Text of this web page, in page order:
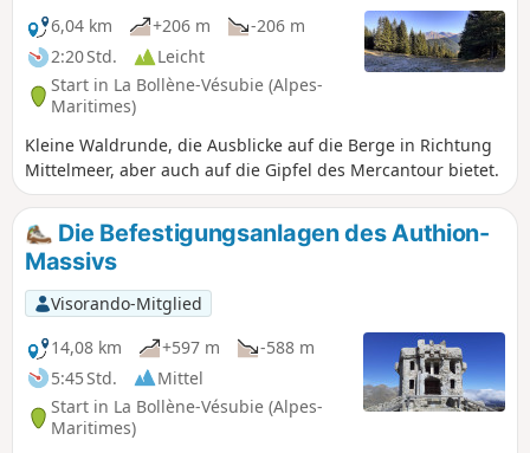
6,04 km
+206 m
-206 m
2:20 Std.
Leicht
Start in La Bollène-Vésubie (Alpes-
Maritimes)
Kleine Waldrunde, die Ausblicke auf die Berge in Richtung
Mittelmeer, aber auch auf die Gipfel des Mercantour bietet.
Die Befestigungsanlagen des Authion-
Massivs
Visorando-Mitglied
14,08 km
+597 m
-588 m
5:45 Std.
Mittel
Start in La Bollène-Vésubie (Alpes-
Maritimes)